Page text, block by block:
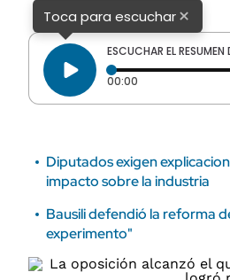
Toca para escuchar×
ESCUCHAR EL
00:00 Tiempo
Diputados exigen
impacto sobre la industria
Bausili defendió la reforma
experimento"